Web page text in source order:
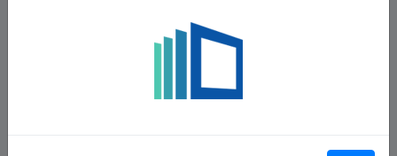
In welke branches is Elle